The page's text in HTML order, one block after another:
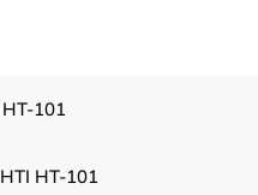
101
HT-101